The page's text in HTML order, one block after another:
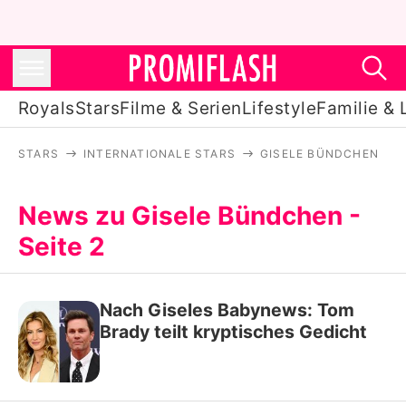
RoyalsStarsFilme & SerienLifestyleFamilie &
Stars
Familie & Liebe
STARS INTERNATIONALE STARS GISELE BÜNDCHEN
News zu Gisele Bündchen -
Seite 2
Nach Giseles Babynews: Tom
Brady teilt kryptisches Gedicht